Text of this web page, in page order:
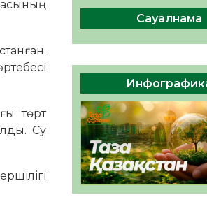
төрт
Су
Руслан Рүстемұлы
әкімінің кеңесшісі
тағайындалды
05.08.2026
Сауалнама